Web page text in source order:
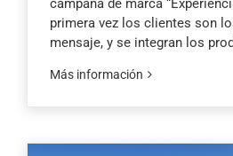
campaña de marca
primera vez los clientes son
mensaje, y se integran los
Más información